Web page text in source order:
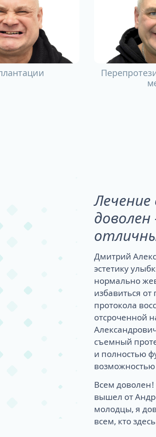
доволен
Дмитрий
эстетику
нормально
избавиться
протокола
отсроченной
съемный
и полностью
возможностью
Всем
вышел от
молодцы, я
всем, кто